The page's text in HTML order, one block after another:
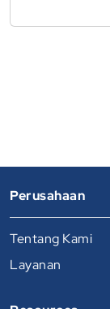
Perusahaan
Tentang Kami
Layanan